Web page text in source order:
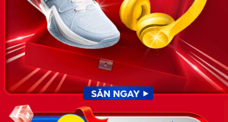
KẾT NỐI
Giấy phép hoạt động dịch vụ
việc làm số 54/2019/SLĐTBXH-
GP do Sở lao động thương
binh và xã hội cấp ngày 30
tháng 12 năm 2019.